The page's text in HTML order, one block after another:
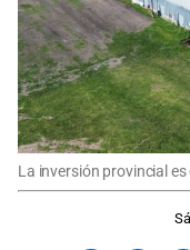
La inversión provincial